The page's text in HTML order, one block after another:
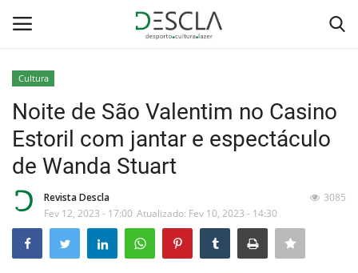
Home
Desporto
Cultura
Noite de São Valentim no Casino
Estoril com jantar e espectáculo
de Wanda Stuart
Revista Descla
Fev 12, 2023 - 17:00 Atualizado: Fev 10, 2023 - 14:30
3085